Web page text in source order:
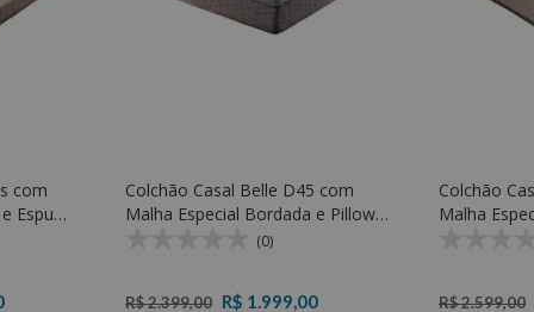
com
Espuma
Colchão Casal Belle D45 com
Malha Especial Bordada e Pillow
Top de Espuma D23 Soft
(0)
R$ 2.399,00 R$ 1.999,00
Colchão
Malha
R$ 2.599,00